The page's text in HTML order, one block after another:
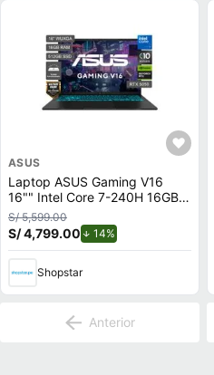
ASUS
Laptop ASUS Gaming V16
16"" Intel Core 7-240H 16GB
512GB SSD RTX5050
S/ 5,599.00
S/ 4,799.00 14%
Shopstar
Anterior